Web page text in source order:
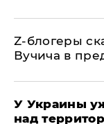
Z-блогеры
Вучича в
У Украины
над